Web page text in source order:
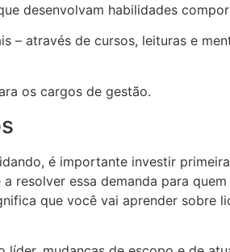
desenvolvam habilidades
– através de cursos, leituras e
os cargos de gestão.
é importante investir
a resolver essa demanda para
que você vai aprender sobre